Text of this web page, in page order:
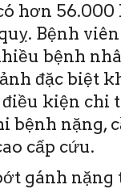
hơn
Bệnh
bệnh
đặc biệt
kiện chi
bệnh nặng,
cấp cứu.
gánh nặng